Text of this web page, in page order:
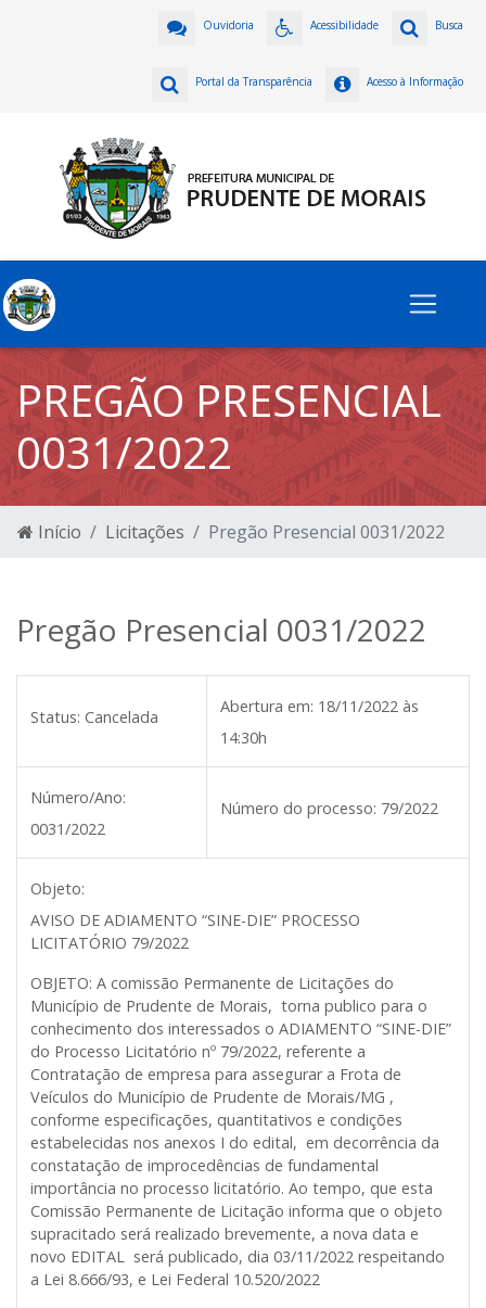
Busca
Acessibilidade
Ouvidoria
Acesso à Informação
Portal da Transparência
PREGÃO PRESENCIAL
0031/2022
Início Licitações Pregão Presencial 0031/2022
Pregão Presencial 0031/2022
Status: Cancelada
Abertura em: 18/11/2022 às
14:30h
Número/Ano:
0031/2022
Número do processo: 79/2022
Objeto:
AVISO DE ADIAMENTO “SINE-DIE” PROCESSO
LICITATÓRIO 79/2022
OBJETO: A comissão Permanente de Licitações do
Município de Prudente de Morais, torna publico para o
conhecimento dos interessados o ADIAMENTO “SINE-DIE”
do Processo Licitatório nº 79/2022, referente a
Contratação de empresa para assegurar a Frota de
Veículos do Município de Prudente de Morais/MG ,
conforme especificações, quantitativos e condições
estabelecidas nos anexos I do edital, em decorrência da
constatação de improcedências de fundamental
importância no processo licitatório. Ao tempo, que esta
Comissão Permanente de Licitação informa que o objeto
supracitado será realizado brevemente, a nova data e
novo EDITAL será publicado, dia 03/11/2022 respeitando
a Lei 8.666/93, e Lei Federal 10.520/2022